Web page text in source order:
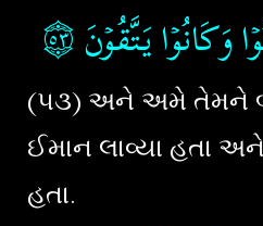
وَكَانُوۡا يَتَّقُوۡنَ۝٥٣
(૫૩) અને અમે તેમને
ઈમાન લાવ્યા હતા
હતા.